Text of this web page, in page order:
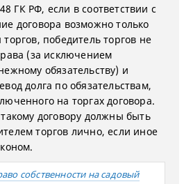
ГК РФ, если в соответствии с
договора возможно только
победитель торгов не
(за исключением
обязательству) и
долга по обязательствам,
на торгах договора.
договору должны быть
торгов лично, если иное
собственности на садовый